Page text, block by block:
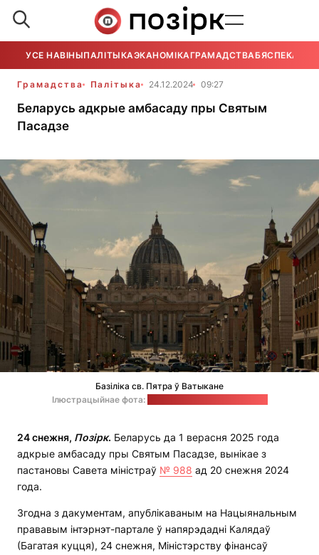
УСЕ НАВІНЫПАЛІТЫКАЭКАНОМІКАГРАМАДСТВАБЯСПЕКА
Грамадства Палітыка 24.12.2024 09:27
Беларусь адкрые амбасаду пры Святым
Пасадзе
Базіліка св. Пятра ў Ватыкане
Ілюстрацыйнае фота:
24 снежня, Позірк. Беларусь да 1 верасня 2025 года
адкрые амбасаду пры Святым Пасадзе, вынікае з
пастановы Савета міністраў № 988 ад 20 снежня 2024
года.
Згодна з дакументам, апублікаваным на Нацыянальным
прававым інтэрнэт-партале ў напярэдадні Калядаў
(Багатая куцця), 24 снежня, Міністэрству фінансаў